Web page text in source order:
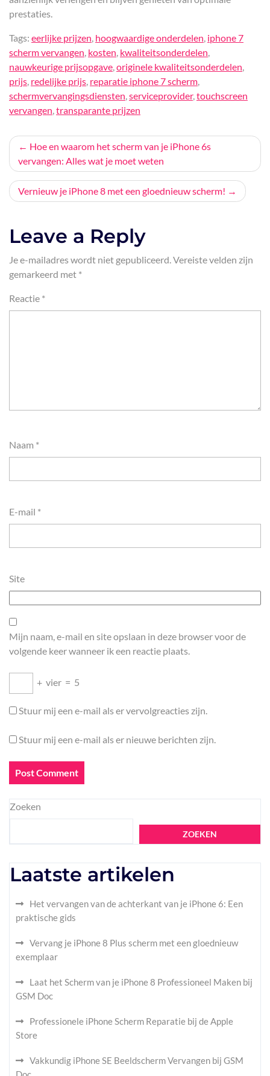
prestaties.
Tags: eerlijke prijzen, hoogwaardige onderdelen, iphone 7
scherm vervangen, kosten, kwaliteitsonderdelen,
nauwkeurige prijsopgave,originele kwaliteitsonderdelen,
prijs, redelijke prijs, reparatie iphone 7 scherm,
schermvervangingsdiensten,serviceprovider,touchscreen
vervangen,transparante prijzen
Bericht
navigatie
Hoe en waarom het scherm van je iPhone 6s
vervangen: Alles wat je moet weten
Vernieuw je iPhone 8 met een gloednieuw scherm!
Leave a Reply
Je e-mailadres wordt niet gepubliceerd.Vereiste velden zijn
gemarkeerd met *
Reactie *
Naam *
E-mail *
Site
Mijn naam, e-mail en site opslaan in deze browser voor de
volgende keer wanneer ik een reactie plaats.
+ vier = 5
Stuur mij een e-mail als er vervolgreacties zijn.
Stuur mij een e-mail als er nieuwe berichten zijn.
Zoeken
ZOEKEN
Laatste artikelen
Het vervangen van de achterkant van je iPhone 6: Een
praktische gids
Vervang je iPhone 8 Plus scherm met een gloednieuw
exemplaar
Laat het Scherm van je iPhone 8 Professioneel Maken bij
GSM Doc
Professionele iPhone Scherm Reparatie bij de Apple
Store
Vakkundig iPhone SE Beeldscherm Vervangen bij GSM